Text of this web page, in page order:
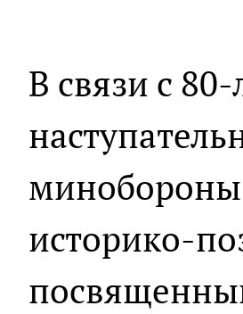
В связи с
минобороны
историко-